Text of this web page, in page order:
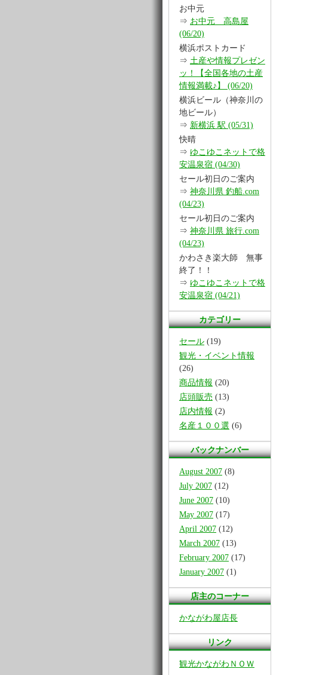
お中元
⇒ お中元 高島屋
(06/20)
横浜ポストカード
⇒ 土産や情報プレゼン
ッ！【全国各地の土産
情報満載♪】 (06/20)
横浜ビール（神奈川の
地ビール）
⇒ 新横浜 駅 (05/31)
快晴
⇒ ゆこゆこネットで格
安温泉宿 (04/30)
セール初日のご案内
⇒ 神奈川県 釣船.com
(04/23)
セール初日のご案内
⇒ 神奈川県 旅行.com
(04/23)
かわさき楽大師 無事
終了！！
⇒ ゆこゆこネットで格
安温泉宿 (04/21)
カテゴリー
セール (19)
観光・イベント情報
(26)
商品情報 (20)
店頭販売 (13)
店内情報 (2)
名産１００選 (6)
バックナンバー
August 2007 (8)
July 2007 (12)
June 2007 (10)
May 2007 (17)
April 2007 (12)
March 2007 (13)
February 2007 (17)
January 2007 (1)
店主のコーナー
かながわ屋店長
リンク
観光かながわＮＯＷ